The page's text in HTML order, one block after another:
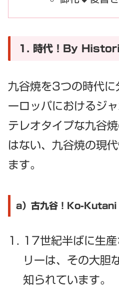
1. 時代！By
九谷焼を3つの時代に
ーロッパにおけるジ
テレオタイプな九谷
はない、九谷焼の現
ます。
a）古九谷！Ko-
17世紀半ばに生産
リーは、その大胆
知られています。